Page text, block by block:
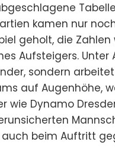
kamen nur
geholt, die
Aufsteigers.
sondern
auf Augenhöhe,
wie Dynamo
beim Auftritt